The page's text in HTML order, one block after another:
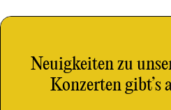
Neuigkeiten zu
Konzerten gibt’s